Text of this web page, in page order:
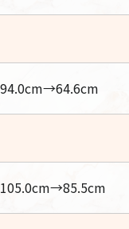
94.0cm→64.6cm
105.0cm→85.5cm